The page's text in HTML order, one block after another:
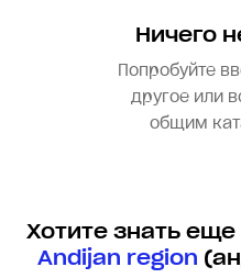
Ничего
Попробуйте
другое или
общим
Хотите знать
Andijan region